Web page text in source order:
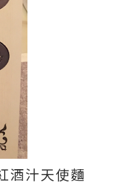
酒汁天使麵